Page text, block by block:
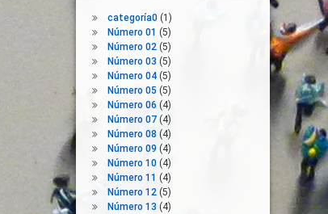
categoría0(1)
Número 01 (5)
Número 02(5)
Número 03 (5)
Número 04(5)
Número 05 (5)
Número 06 (4)
Número 07(4)
Número 08 (4)
Número 09(4)
Número 10(4)
Número 11 (4)
Número 12(5)
Número 13 (4)